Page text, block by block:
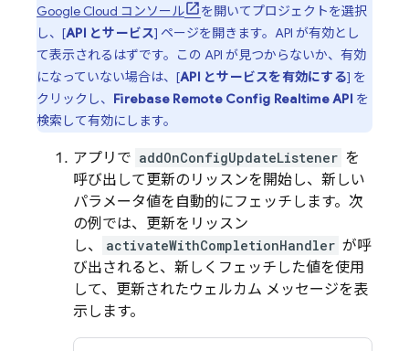
Google Cloud コンソール
を開いてプロジェクトを選択
し、[API とサービス] ページを開きます。API が有効とし
て表示されるはずです。この API が見つからないか、有効
になっていない場合は、[API とサービスを有効にする] を
クリックし、 Firebase Remote Config Realtime API を
検索して有効にします。
アプリで addOnConfigUpdateListener を
呼び出して更新のリッスンを開始し、新しい
パラメータ値を自動的にフェッチします。次
の例では、更新をリッスン
し、
activateWithCompletionHandler が呼
び出されると、新しくフェッチした値を使用
して、更新されたウェルカム メッセージを表
示します。